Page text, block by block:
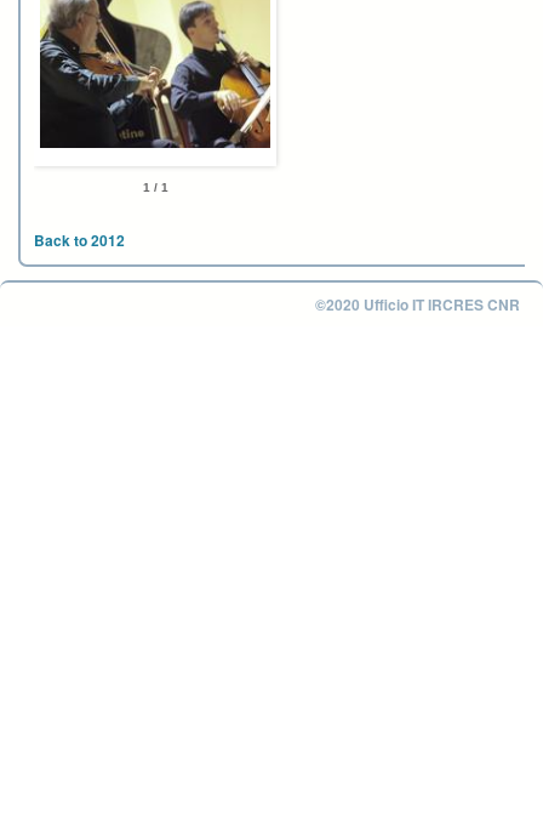
1 / 1
Back to 2012
©2020 Ufficio IT IRCRES CNR